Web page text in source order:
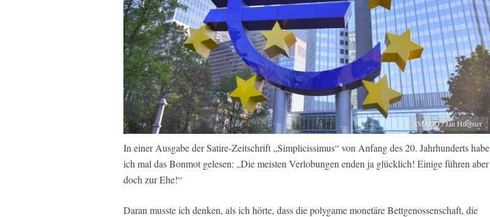
IMAGO / Jan Huebner
In einer Ausgabe der Satire-Zeitschrift „Simplicissimus“ von Anfang des 20. Jahrhunderts habe
ich mal das Bonmot gelesen: „Die meisten Verlobungen enden ja glücklich! Einige führen aber
doch zur Ehe!“
Daran musste ich denken, als ich hörte, dass die polygame monetäre Bettgenossenschaft, die